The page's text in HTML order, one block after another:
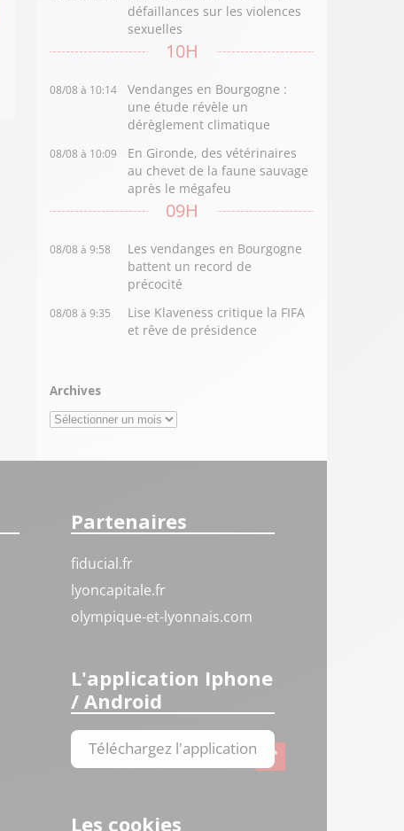
défaillances sur les violences
sexuelles
10H
08/08 à 10:14
Vendanges en Bourgogne :
une étude révèle un
dérèglement climatique
08/08 à 10:09
En Gironde, des vétérinaires
au chevet de la faune sauvage
après le mégafeu
09H
08/08 à 9:58
Les vendanges en Bourgogne
battent un record de
précocité
08/08 à 9:35
Lise Klaveness critique la FIFA
et rêve de présidence
Archives
Archives
Partenaires
fiducial.fr
lyoncapitale.fr
olympique-et-lyonnais.com
L'application Iphone
/ Android
Téléchargez l'application
Les cookies